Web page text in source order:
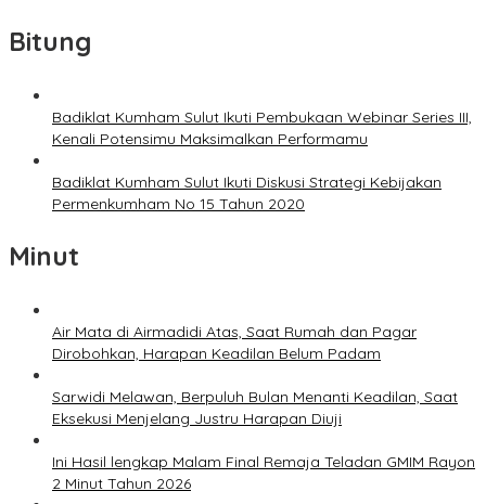
Bitung
Badiklat Kumham Sulut Ikuti Pembukaan Webinar Series III,
Kenali Potensimu Maksimalkan Performamu
Badiklat Kumham Sulut Ikuti Diskusi Strategi Kebijakan
Permenkumham No 15 Tahun 2020
Minut
Air Mata di Airmadidi Atas, Saat Rumah dan Pagar
Dirobohkan, Harapan Keadilan Belum Padam
Sarwidi Melawan, Berpuluh Bulan Menanti Keadilan, Saat
Eksekusi Menjelang Justru Harapan Diuji
Ini Hasil lengkap Malam Final Remaja Teladan GMIM Rayon
2 Minut Tahun 2026